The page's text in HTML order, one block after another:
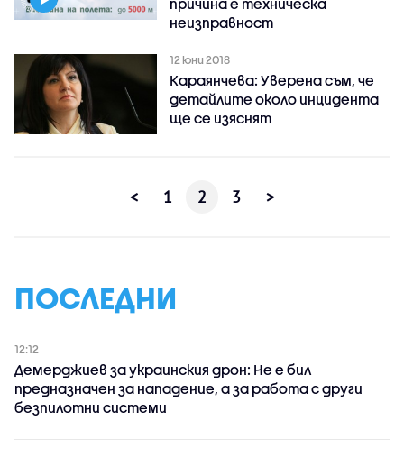
причина е техническа
неизправност
12 юни 2018
Караянчева: Уверена съм, че
детайлите около инцидента
ще се изяснят
< 1 2 3 >
ПОСЛЕДНИ
12:12
Демерджиев за украинския дрон: Не е бил
предназначен за нападение, а за работа с други
безпилотни системи